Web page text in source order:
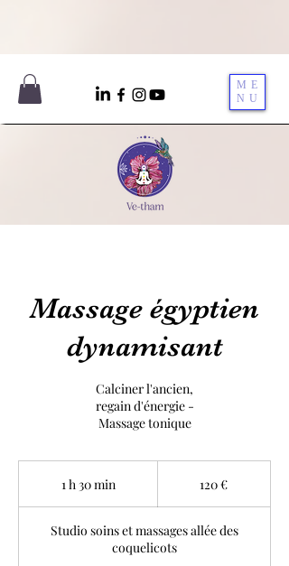
ME
NU
Massage égyptien
dynamisant
Calciner l'ancien,
regain d'énergie -
Massage tonique
1 h 30 min1
m
i
120 €
Studio soins et massages allée des
coquelicots